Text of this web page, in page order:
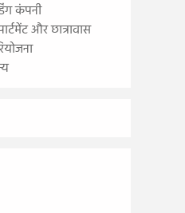
कंपनी
और छात्रावास